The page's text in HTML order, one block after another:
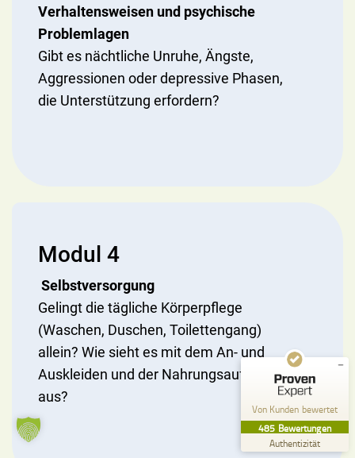
Verhaltensweisen und psychische
Problemlagen
Gibt es nächtliche Unruhe, Ängste,
Aggressionen oder depressive Phasen,
die Unterstützung erfordern?
Modul 4
Selbstversorgung
Gelingt die tägliche Körperpflege
(Waschen, Duschen, Toilettengang)
allein? Wie sieht es mit dem An- und
Auskleiden und der Nahrungsaufnahme
aus?
Von Kunden bewertet
485 Bewertungen
Authentizität
4,84
/
5,00
357
Bewertungen auf
ProvenExpert.com
128
Bewertungen von
2
anderen Quellen
Blick aufs ProvenExpert-Profil werfen
26.07.2026